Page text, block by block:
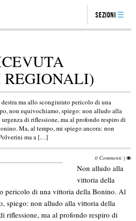
Sezioni
ma allo scongiurato pericolo di una
non equivochiamo, spiego: non alludo alla
di riflessione, ma al profondo respiro di
Ma, al tempo, mi spiego ancora: non
ma a […]
0 Commenti |
Non alludo alla
vittoria della
pericolo di una vittoria della Bonino. Al
spiego: non alludo alla vittoria della
riflessione, ma al profondo respiro di